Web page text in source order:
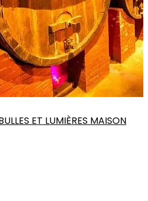
ET LUMIÈRES MAISON